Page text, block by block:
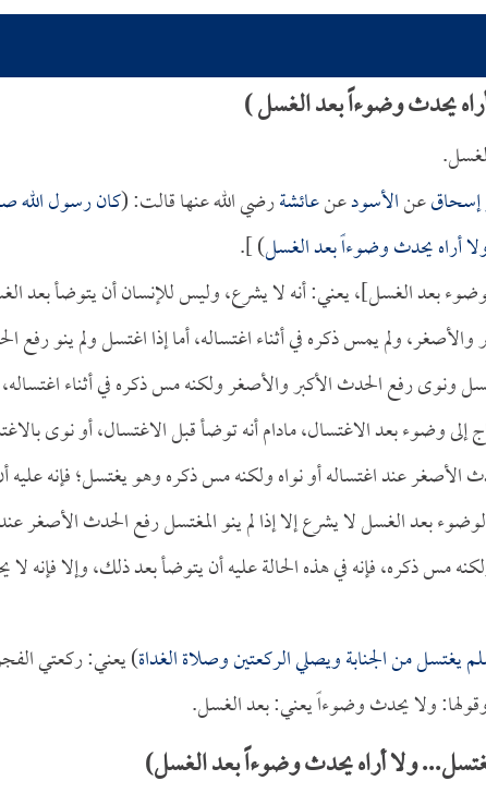
يحدث وضوءاً بعد الغسل )
إسحاقعنالأسودعنعائشةرضي الله عنها قالت: (كان رسول الله
أراه يحدث وضوءاً بعد الغسل) ].
بعد الغسل]، يعني: أنه لا يشرع، وليس للإنسان أن يتوضأ بعد
ولم يمس ذكره في أثناء اغتساله، أما إذا اغتسل ولم ينو رفع
ونوى رفع الحدث الأكبر والأصغر ولكنه مس ذكره في أثناء
وضوء بعد الاغتسال، مادام أنه توضأ قبل الاغتسال، أو نوى
الأصغر عند اغتساله أو نواه ولكنه مس ذكره وهو يغتسل؛ فإنه عليه
بعد الغسل لا يشرع إلا إذا لم ينو المغتسل رفع الحدث الأصغر
مس ذكره، فإنه في هذه الحالة عليه أن يتوضأ بعد ذلك، وإلا فإنه لا
يغتسل من الجنابة ويصلي الركعتين وصلاة الغداة) يعني: ركعتي
ولا يحدث وضوءاً يعني: بعد الغسل.
ولا أراه يحدث وضوءاً بعد الغسل)